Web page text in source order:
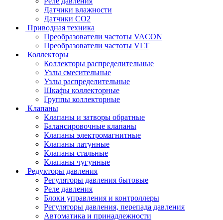
Датчики влажности
Датчики CO2
Приводная техника
Преобразователи частоты VACON
Преобразователи частоты VLT
Коллекторы
Коллекторы распределительные
Узлы смесительные
Узлы распределительные
Шкафы коллекторные
Группы коллекторные
Клапаны
Клапаны и затворы обратные
Балансировочные клапаны
Клапаны электромагнитные
Клапаны латунные
Клапаны стальные
Клапаны чугунные
Редукторы давления
Регуляторы давления бытовые
Реле давления
Блоки управления и контроллеры
Регуляторы давления, перепада давления
Автоматика и принадлежности